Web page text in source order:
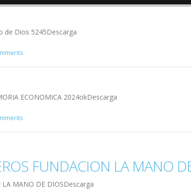
de Dios 5245Descarga
ECONOMICA 2024okDescarga
FUNDACION LA MANO
LA MANO DE DIOSDescarga